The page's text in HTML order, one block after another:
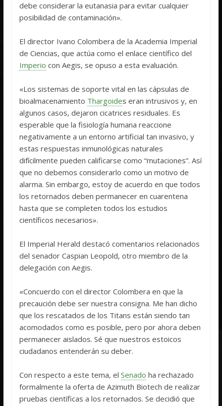
debe considerar la eutanasia para evitar cualquier
posibilidad de contaminación».
El director Ivano Colombera de la Academia Imperial
de Ciencias, que actúa como el enlace científico del
Imperio con Aegis, se opuso a esta evaluación.
«Los sistemas de soporte vital en las cápsulas de
bioalmacenamiento Thargoides eran intrusivos y, en
algunos casos, dejaron cicatrices residuales. Es
esperable que la fisiología humana reaccione
negativamente a un entorno artificial tan invasivo, y
estas respuestas inmunológicas naturales
difícilmente pueden calificarse como “mutaciones”. Así
que no debemos considerarlo como un motivo de
alarma. Sin embargo, estoy de acuerdo en que todos
los retornados deben permanecer en cuarentena
hasta que se completen todos los estudios
científicos necesarios».
El Imperial Herald destacó comentarios relacionados
del senador Caspian Leopold, otro miembro de la
delegación con Aegis.
«Concuerdo con el director Colombera en que la
precaución debe ser nuestra consigna. Me han dicho
que los rescatados de los Titans están siendo tan
acomodados como es posible, pero por ahora deben
permanecer aislados. Sé que nuestros estoicos
ciudadanos entenderán su deber.
Con respecto a este tema, elSenado ha rechazado
formalmente la oferta de Azimuth Biotech de realizar
pruebas científicas a los retornados. Se decidió que